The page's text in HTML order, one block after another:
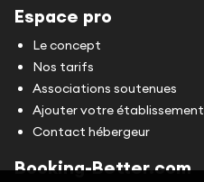
Espace pro
Le concept
Nos tarifs
Associations soutenues
Ajouter votre établissement
Contact hébergeur
Booking-Better.com